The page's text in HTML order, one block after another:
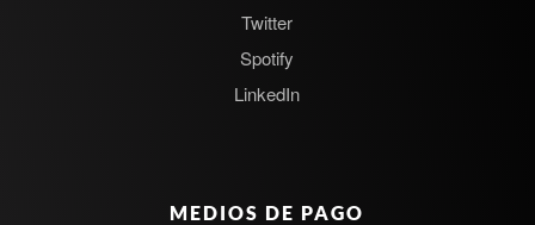
Twitter
Spotify
LinkedIn
MEDIOS DE PAGO